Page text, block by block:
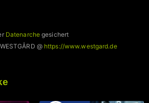
Datenarchegesichert
@ https://www.westgard.de